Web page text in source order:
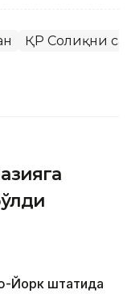
ҚР Соғлиқни
Йорк штатида